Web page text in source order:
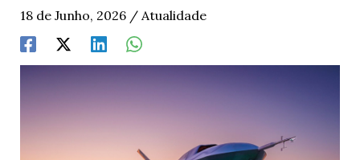
18 de Junho, 2026 / Atualidade